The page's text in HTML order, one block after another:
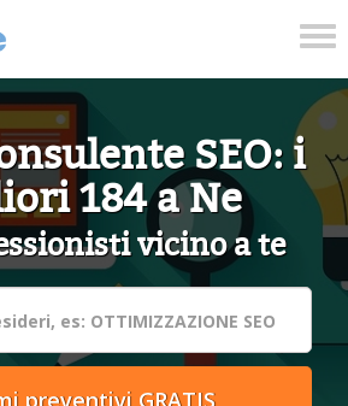
SEO: i
184 a Ne
vicino a te